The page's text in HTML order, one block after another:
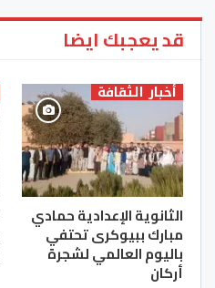
قد يعجبك ايضا
أخبار الثقافة
الثانوية الإعدادية حمادي
مبارك ببيوكرى تحتفي
باليوم العالمي لشجرة
أركان